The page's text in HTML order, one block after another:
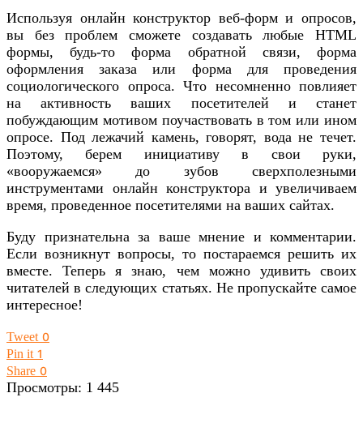
Используя онлайн конструктор веб-форм и опросов,
вы без проблем сможете создавать любые HTML
формы, будь-то форма обратной связи, форма
оформления заказа или форма для проведения
социологического опроса. Что несомненно повлияет
на активность ваших посетителей и станет
побуждающим мотивом поучаствовать в том или ином
опросе. Под лежачий камень, говорят, вода не течет.
Поэтому, берем инициативу в свои руки,
«вооружаемся» до зубов сверхполезными
инструментами онлайн конструктора и увеличиваем
время, проведенное посетителями на ваших сайтах.
Буду признательна за ваше мнение и комментарии.
Если возникнут вопросы, то постараемся решить их
вместе. Теперь я знаю, чем можно удивить своих
читателей в следующих статьях. Не пропускайте самое
интересное!
Tweet 0
Pin it 1
Share 0
Просмотры: 1 445